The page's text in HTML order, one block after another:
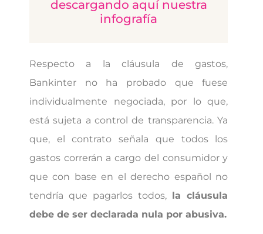
descargando aquí nuestra
infografía
Respecto a la cláusula de gastos,
Bankinter no ha probado que fuese
individualmente negociada, por lo que,
está sujeta a control de transparencia. Ya
que, el contrato señala que todos los
gastos correrán a cargo del consumidor y
que con base en el derecho español no
tendría que pagarlos todos,
la cláusula
debe de ser declarada nula por abusiva.